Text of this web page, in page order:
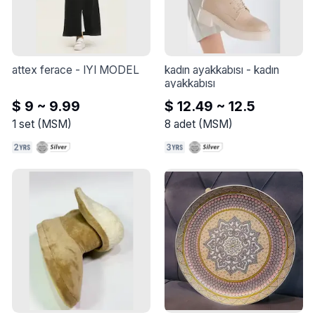
yüksek güvenilirlik ve
yüksek uyumluluk sağlar ve
hat aynı zamanda entegre
güvenlik sistemlerini de
içerir. Un fıskiyeleri için de
alan gerektirmemesiyle öne
çıkmaktadır.
attex ferace - IYI MODEL
$ 9 ~ 9.99
1 set( MSM)
kadın ayakkabısı - kadın
ayakkabısı
$ 12.49 ~ 12.5
8 adet ( MSM)